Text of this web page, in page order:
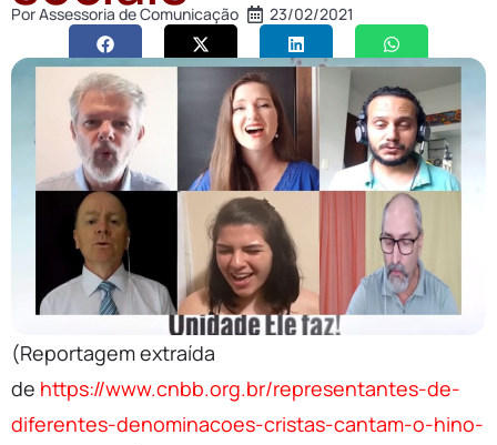
PorAssessoria de Comunicação 23/02/2021
(Reportagem extraída
de https://www.cnbb.org.br/representantes-de-
diferentes-denominacoes-cristas-cantam-o-hino-